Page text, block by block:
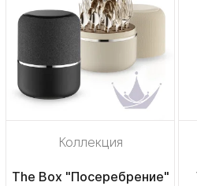
Коллекция
The Box "Посеребрение"